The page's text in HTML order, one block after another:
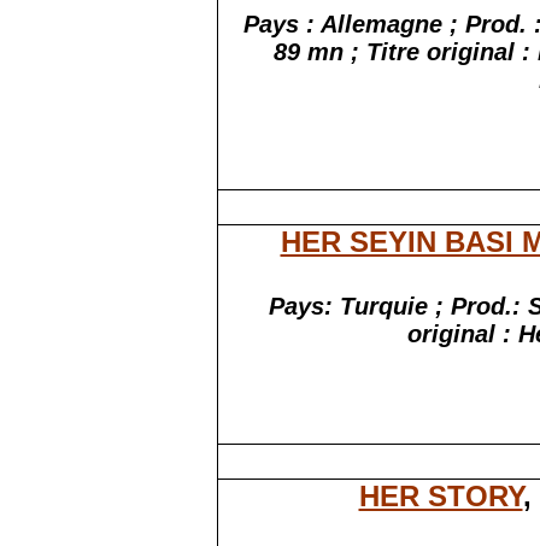
Pays : Allemagne; Prod.
89 mn; Titreoriginal :
HER SEYIN BASI
Pays: Turquie ; Prod.:
original :
HER STORY,